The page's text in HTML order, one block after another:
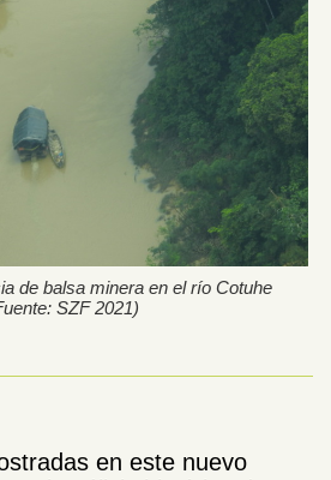
de balsa minera en el río Cotuhe
SZF 2021)
en este nuevo